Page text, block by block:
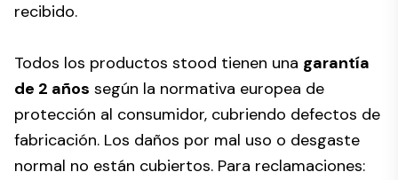
recibido.
Todos los productos stood tienen una garantía
de 2 años según la normativa europea de
protección al consumidor, cubriendo defectos de
fabricación. Los daños por mal uso o desgaste
normal no están cubiertos. Para reclamaciones: